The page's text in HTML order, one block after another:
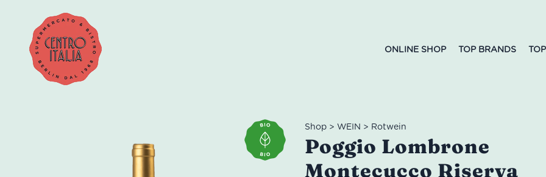
ONLINE SHOP TOP BRANDS
Shop >WEIN > Rotwein
Poggio Lombrone
Montecucco Riserva